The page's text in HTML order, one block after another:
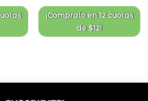
de
deseos
de
deseos
original
era:
$225.
actual
es:
$149.
¡Compralo en12 cuotas
de$12!